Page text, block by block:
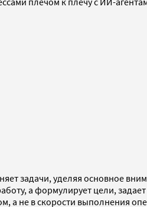
задачи, уделяя основное
а формулирует цели,
а не в скорости выполнения